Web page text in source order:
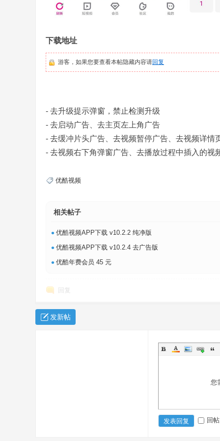
下载地址
游客，如果您要查看本帖隐藏内容请回复
- 去升级提示弹窗，禁止检测升级
- 去启动广告、去主页左上角广告
- 去缓冲片头广告、去视频暂停广告、去视频详情
- 去视频右下角弹窗广告、去播放过程中插入的视
优酷视频
相关帖子
• 优酷视频APP下载 v10.2.2 纯净版
• 优酷视频APP下载 v10.2.4 去广告版
• 优酷年费会员 45 元
回复
发新帖
您
发表回复 回